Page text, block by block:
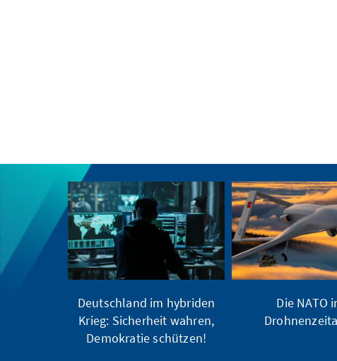
Deutschland im hybriden
Krieg: Sicherheit wahren,
Demokratie schützen!
Die NATO